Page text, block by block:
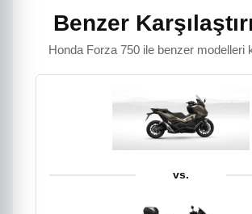
Benzer
Honda Forza 750 ile benzer modelleri
vs.